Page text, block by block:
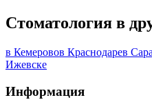
Стоматология в
в Кемеровов Краснодарев
Ижевске
Информация